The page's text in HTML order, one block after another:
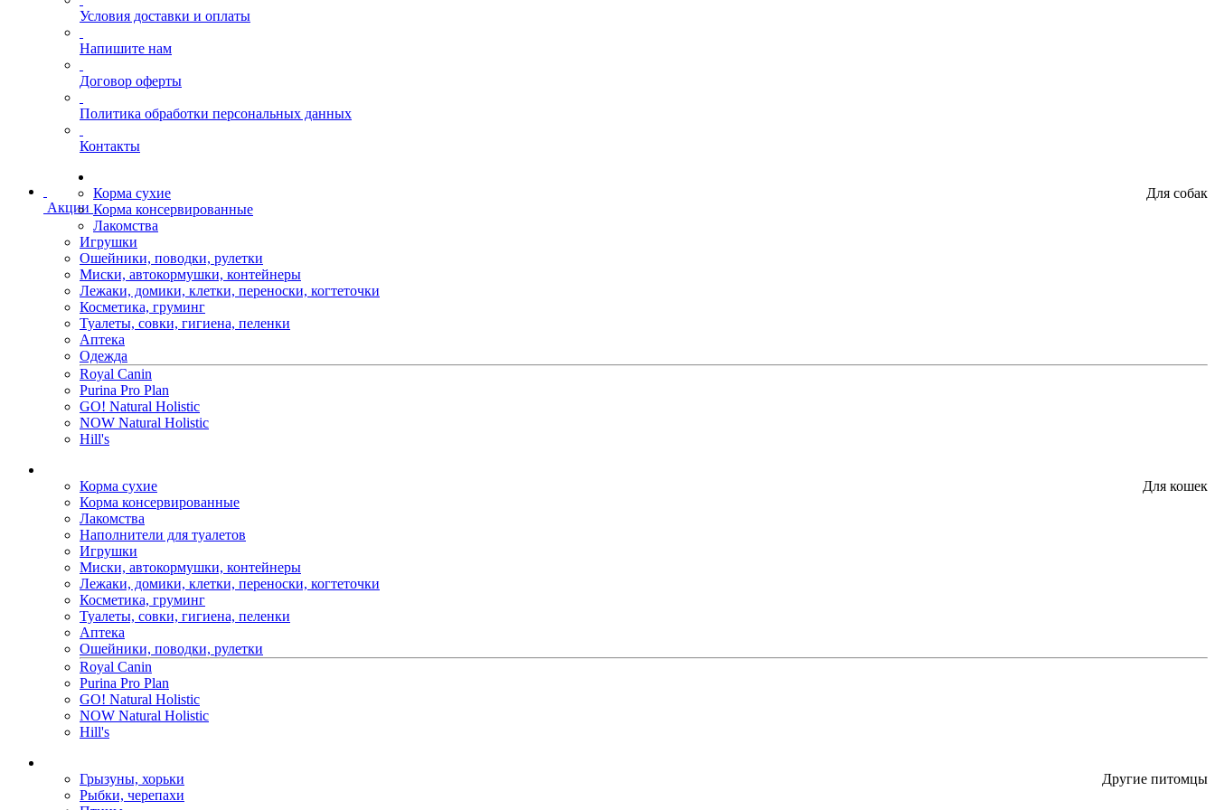
Условия доставки и оплаты
Напишите нам
Договор оферты
Политика обработки персональных данных
Контакты
Акции
Для собак
Корма сухие
Корма консервированные
Лакомства
Игрушки
Ошейники, поводки, рулетки
Миски, автокормушки, контейнеры
Лежаки, домики, клетки, переноски, когтеточки
Косметика, груминг
Туалеты, совки, гигиена, пеленки
Аптека
Одежда
Royal Canin
Purina Pro Plan
GO! Natural Holistic
NOW Natural Holistic
Hill's
Для кошек
Корма сухие
Корма консервированные
Лакомства
Наполнители для туалетов
Игрушки
Миски, автокормушки, контейнеры
Лежаки, домики, клетки, переноски, когтеточки
Косметика, груминг
Туалеты, совки, гигиена, пеленки
Аптека
Ошейники, поводки, рулетки
Royal Canin
Purina Pro Plan
GO! Natural Holistic
NOW Natural Holistic
Hill's
Другие питомцы
Грызуны, хорьки
Рыбки, черепахи